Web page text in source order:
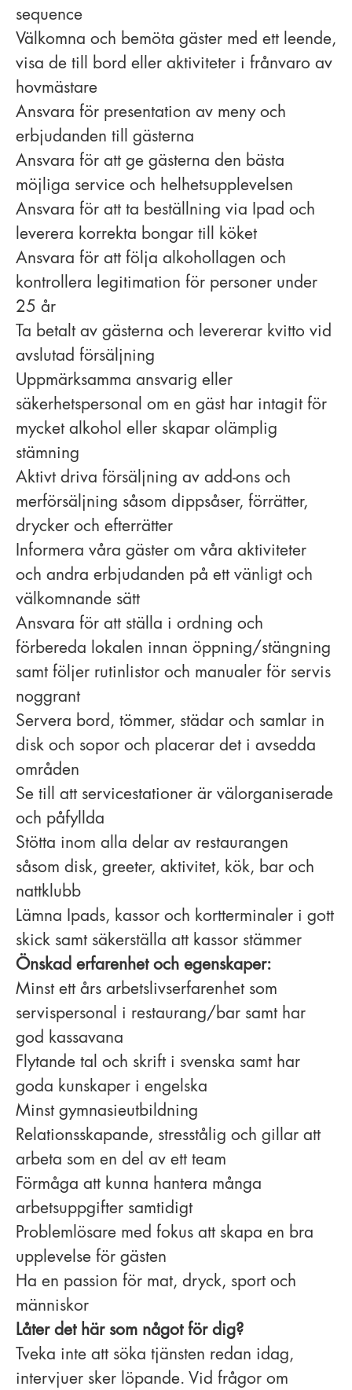
sequence
Välkomna och bemöta gäster med ett leende,
visa de till bord eller aktiviteter i frånvaro av
hovmästare
Ansvara för presentation av meny och
erbjudanden till gästerna
Ansvara för att ge gästerna den bästa
möjliga service och helhetsupplevelsen
Ansvara för att ta beställning via Ipad och
leverera korrekta bongar till köket
Ansvara för att följa alkohollagen och
kontrollera legitimation för personer under
25 år
Ta betalt av gästerna och levererar kvitto vid
avslutad försäljning
Uppmärksamma ansvarig eller
säkerhetspersonal om en gäst har intagit för
mycket alkohol eller skapar olämplig
stämning
Aktivt driva försäljning av add-ons och
merförsäljning såsom dippsåser, förrätter,
drycker och efterrätter
Informera våra gäster om våra aktiviteter
och andra erbjudanden på ett vänligt och
välkomnande sätt
Ansvara för att ställa i ordning och
förbereda lokalen innan öppning/stängning
samt följer rutinlistor och manualer för servis
noggrant
Servera bord, tömmer, städar och samlar in
disk och sopor och placerar det i avsedda
områden
Se till att servicestationer är välorganiserade
och påfyllda
Stötta inom alla delar av restaurangen
såsom disk, greeter, aktivitet, kök, bar och
nattklubb
Lämna Ipads, kassor och kortterminaler i gott
skick samt säkerställa att kassor stämmer
Önskad erfarenhet och egenskaper:
Minst ett års arbetslivserfarenhet som
servispersonal i restaurang/bar samt har
god kassavana
Flytande tal och skrift i svenska samt har
goda kunskaper i engelska
Minst gymnasieutbildning
Relationsskapande, stresstålig och gillar att
arbeta som en del av ett team
Förmåga att kunna hantera många
arbetsuppgifter samtidigt
Problemlösare med fokus att skapa en bra
upplevelse för gästen
Ha en passion för mat, dryck, sport och
människor
Låter det här som något för dig?
Tveka inte att söka tjänsten redan idag,
intervjuer sker löpande. Vid frågor om